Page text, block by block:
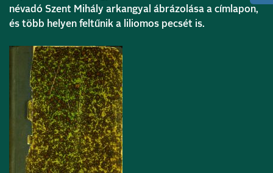
névadó Szent Mihály arkangyal ábrázolása a címlapon,
és több helyen feltűnik a liliomos pecsét is.